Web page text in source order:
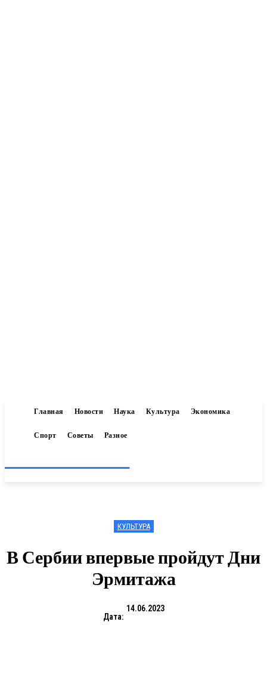
Главная Новости Наука Культура Экономика
Спорт Советы Разное
КУЛЬТУРА
В Сербии впервые пройдут Дни
Эрмитажа
Дата:
14.06.2023